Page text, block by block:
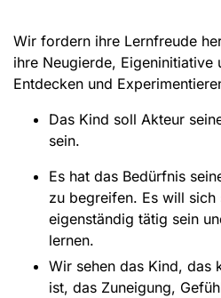
Wir fordern ihre Lernfreude
ihre Neugierde, Eigeninitiative
Entdecken und
Das Kind soll Akteur
sein.
Es hat das Bedürfnis
zu begreifen. Es will sich
eigenständig tätig sein
lernen.
Wir sehen das Kind, das
ist, das Zuneigung,